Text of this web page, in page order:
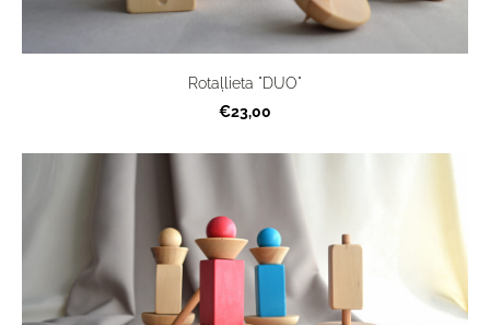
Rotaļlieta "DUO"
€23,00